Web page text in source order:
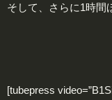
そして、さらに1時間
[tubepress